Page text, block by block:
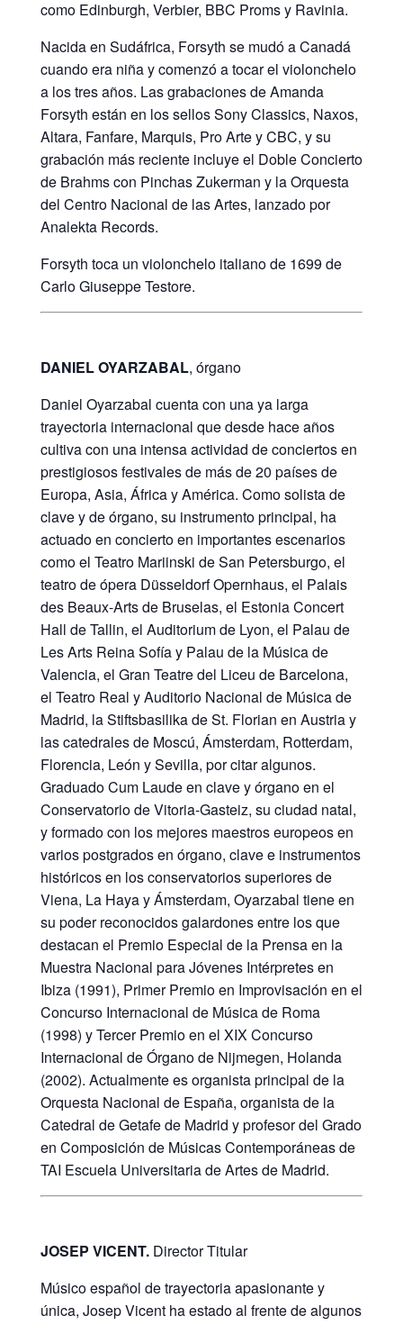
como Edinburgh, Verbier, BBC Proms y Ravinia.
Nacida en Sudáfrica, Forsyth se mudó a Canadá
cuando era niña y comenzó a tocar el violonchelo
a los tres años. Las grabaciones de Amanda
Forsyth están en los sellos Sony Classics, Naxos,
Altara, Fanfare, Marquis, Pro Arte y CBC, y su
grabación más reciente incluye el Doble Concierto
de Brahms con Pinchas Zukerman y la Orquesta
del Centro Nacional de las Artes, lanzado por
Analekta Records.
Forsyth toca un violonchelo italiano de 1699 de
Carlo Giuseppe Testore.
DANIEL OYARZABAL, órgano
Daniel Oyarzabal cuenta con una ya larga
trayectoria internacional que desde hace años
cultiva con una intensa actividad de conciertos en
prestigiosos festivales de más de 20 países de
Europa, Asia, África y América. Como solista de
clave y de órgano, su instrumento principal, ha
actuado en concierto en importantes escenarios
como el Teatro Mariinski de San Petersburgo, el
teatro de ópera Düsseldorf Opernhaus, el Palais
des Beaux-Arts de Bruselas, el Estonia Concert
Hall de Tallin, el Auditorium de Lyon, el Palau de
Les Arts Reina Sofía y Palau de la Música de
Valencia, el Gran Teatre del Liceu de Barcelona,
el Teatro Real y Auditorio Nacional de Música de
Madrid, la Stiftsbasilika de St. Florian en Austria y
las catedrales de Moscú, Ámsterdam, Rotterdam,
Florencia, León y Sevilla, por citar algunos.
Graduado Cum Laude en clave y órgano en el
Conservatorio de Vitoria-Gasteiz, su ciudad natal,
y formado con los mejores maestros europeos en
varios postgrados en órgano, clave e instrumentos
históricos en los conservatorios superiores de
Viena, La Haya y Ámsterdam, Oyarzabal tiene en
su poder reconocidos galardones entre los que
destacan el Premio Especial de la Prensa en la
Muestra Nacional para Jóvenes Intérpretes en
Ibiza (1991), Primer Premio en Improvisación en el
Concurso Internacional de Música de Roma
(1998) y Tercer Premio en el XIX Concurso
Internacional de Órgano de Nijmegen, Holanda
(2002). Actualmente es organista principal de la
Orquesta Nacional de España, organista de la
Catedral de Getafe de Madrid y profesor del Grado
en Composición de Músicas Contemporáneas de
TAI Escuela Universitaria de Artes de Madrid.
JOSEP VICENT. Director Titular
Músico español de trayectoria apasionante y
única, Josep Vicent ha estado al frente de algunos